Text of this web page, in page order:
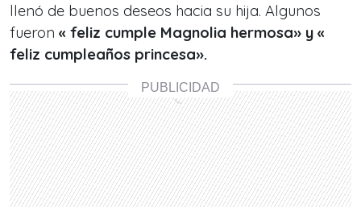
llenó de buenos deseos hacia su hija. Algunos
fueron « feliz cumple Magnolia hermosa» y «
feliz cumpleaños princesa».